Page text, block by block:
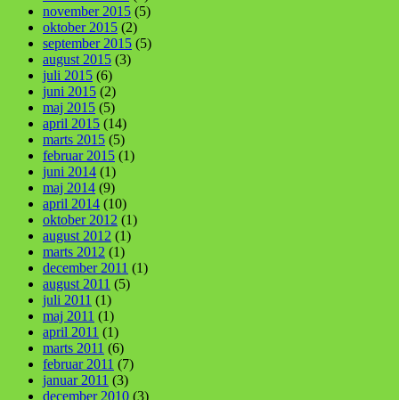
november 2015 (5)
oktober 2015 (2)
september 2015 (5)
august 2015 (3)
juli 2015 (6)
juni 2015 (2)
maj 2015 (5)
april 2015 (14)
marts 2015 (5)
februar 2015 (1)
juni 2014 (1)
maj 2014 (9)
april 2014 (10)
oktober 2012 (1)
august 2012 (1)
marts 2012 (1)
december 2011 (1)
august 2011 (5)
juli 2011 (1)
maj 2011 (1)
april 2011 (1)
marts 2011 (6)
februar 2011 (7)
januar 2011 (3)
december 2010 (3)